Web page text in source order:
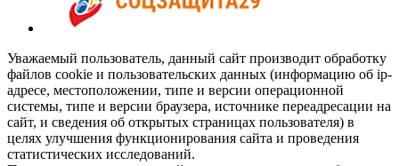
Уважаемый пользователь, данный сайт производит обработку
файлов cookie и пользовательских данных (информацию об ip-
адресе, местоположении, типе и версии операционной
системы, типе и версии браузера, источнике переадресации на
сайт, и сведения об открытых страницах пользователя) в
целях улучшения функционирования сайта и проведения
статистических исследований.